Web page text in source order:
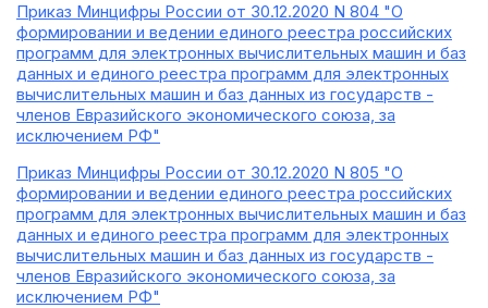
Приказ Минцифры России от 30.12.2020 N 804 "О
формировании и ведении единого реестра российских
программ для электронных вычислительных машин и баз
данных и единого реестра программ для электронных
вычислительных машин и баз данных из государств -
членов Евразийского экономического союза, за
исключением РФ"
Приказ Минцифры России от 30.12.2020 N 805 "О
формировании и ведении единого реестра российских
программ для электронных вычислительных машин и баз
данных и единого реестра программ для электронных
вычислительных машин и баз данных из государств -
членов Евразийского экономического союза, за
исключением РФ"